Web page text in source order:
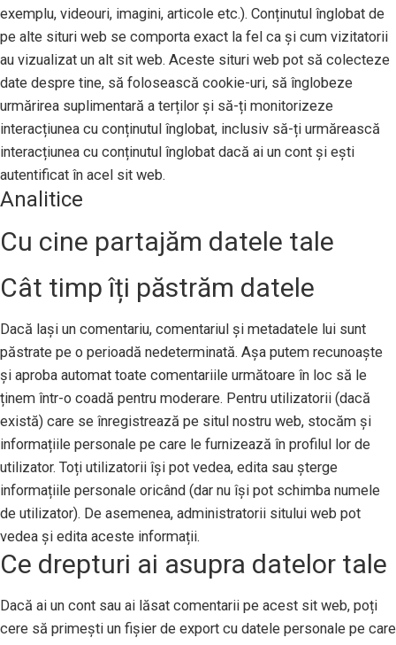
exemplu, videouri, imagini, articole etc.). Conținutul înglobat de
pe alte situri web se comporta exact la fel ca și cum vizitatorii
au vizualizat un alt sit web. Aceste situri web pot să colecteze
date despre tine, să folosească cookie-uri, să înglobeze
urmărirea suplimentară a terților și să-ți monitorizeze
interacțiunea cu conținutul înglobat, inclusiv să-ți urmărească
interacțiunea cu conținutul înglobat dacă ai un cont și ești
autentificat în acel sit web.
Analitice
Cu cine partajăm datele tale
Cât timp îți păstrăm datele
Dacă lași un comentariu, comentariul și metadatele lui sunt
păstrate pe o perioadă nedeterminată. Așa putem recunoaște
și aproba automat toate comentariile următoare în loc să le
ținem într-o coadă pentru moderare. Pentru utilizatorii (dacă
există) care se înregistrează pe situl nostru web, stocăm și
informațiile personale pe care le furnizează în profilul lor de
utilizator. Toți utilizatorii își pot vedea, edita sau șterge
informațiile personale oricând (dar nu își pot schimba numele
de utilizator). De asemenea, administratorii sitului web pot
vedea și edita aceste informații.
Ce drepturi ai asupra datelor tale
Dacă ai un cont sau ai lăsat comentarii pe acest sit web, poți
cere să primești un fișier de export cu datele personale pe care